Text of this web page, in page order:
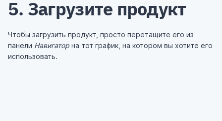
5. Загрузите продукт
Чтобы загрузить продукт, просто перетащите его из
панели Навигатор на тот график, на котором вы хотите его
использовать.